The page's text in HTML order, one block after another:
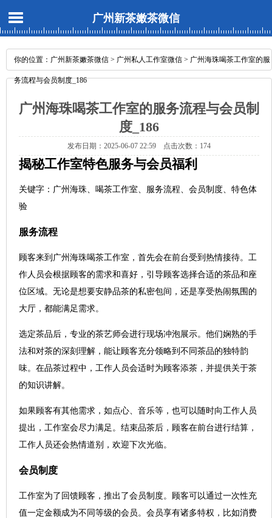
广州新茶嫩茶微信
你的位置： 广州新茶嫩茶微信 > 广州私人工作室微信 > 广州海珠喝茶工作室的服
务流程与会员制度_186
广州海珠喝茶工作室的服务流程与会员制
度_186
发布日期：2025-06-07 22:59 点击次数：174
揭秘工作室特色服务与会员福利
关键字：广州海珠、喝茶工作室、服务流程、会员制度、特色体
验
服务流程
顾客来到广州海珠喝茶工作室，首先会在前台受到热情接待。工
作人员会根据顾客的需求和喜好，引导顾客选择合适的茶品和座
位区域。无论是想要安静品茶的私密包间，还是享受热闹氛围的
大厅，都能满足需求。
选定茶品后，专业的茶艺师会进行现场冲泡展示。他们娴熟的手
法和对茶的深刻理解，能让顾客充分领略到不同茶品的独特韵
味。在品茶过程中，工作人员会适时为顾客添茶，并提供关于茶
的知识讲解。
如果顾客有其他需求，如点心、音乐等，也可以随时向工作人员
提出，工作室会尽力满足。结束品茶后，顾客在前台进行结算，
工作人员还会热情道别，欢迎下次光临。
会员制度
工作室为了回馈顾客，推出了会员制度。顾客可以通过一次性充
值一定金额成为不同等级的会员。会员享有诸多特权，比如消费